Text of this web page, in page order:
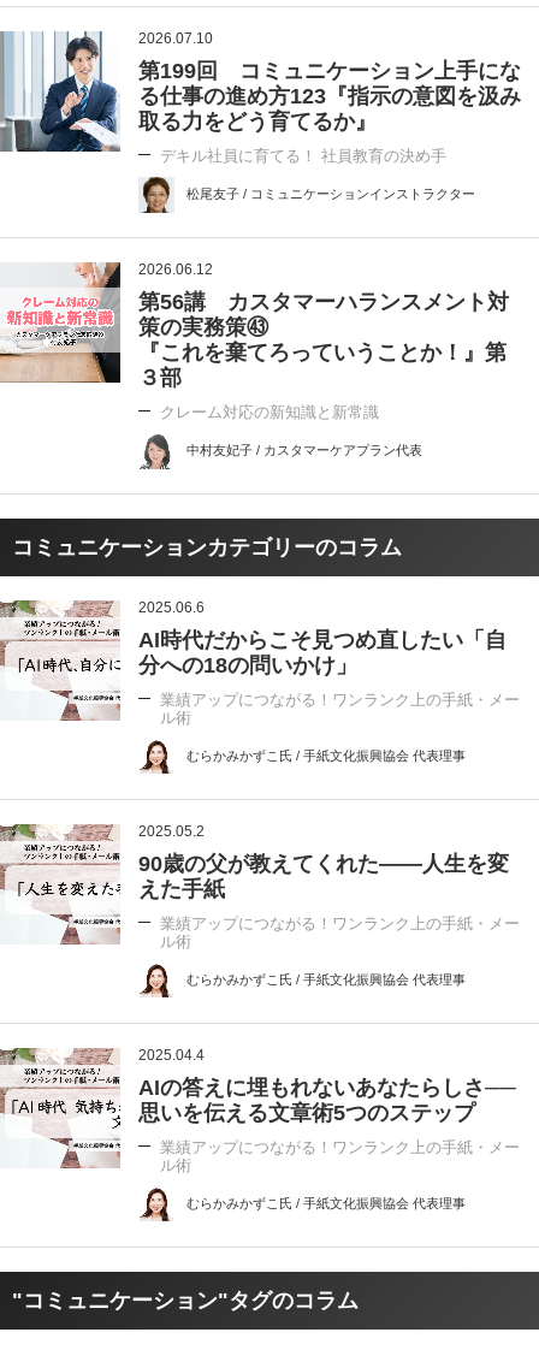
2026.07.10
第199回 コミュニケーション上手にな
る仕事の進め方123『指示の意図を汲み
取る力をどう育てるか』
デキル社員に育てる！ 社員教育の決め手
松尾友子 / コミュニケーションインストラクター
2026.06.12
第56講 カスタマーハランスメント対
策の実務策㊸
『これを棄てろっていうことか！』第
３部
クレーム対応の新知識と新常識
中村友妃子 / カスタマーケアプラン代表
コミュニケーションカテゴリーのコラム
2025.06.6
AI時代だからこそ見つめ直したい「自
分への18の問いかけ」
業績アップにつながる！ワンランク上の手紙・メー
ル術
むらかみかずこ氏 / 手紙文化振興協会 代表理事
2025.05.2
90歳の父が教えてくれた――人生を変
えた手紙
業績アップにつながる！ワンランク上の手紙・メー
ル術
むらかみかずこ氏 / 手紙文化振興協会 代表理事
2025.04.4
AIの答えに埋もれないあなたらしさ──
思いを伝える文章術5つのステップ
業績アップにつながる！ワンランク上の手紙・メー
ル術
むらかみかずこ氏 / 手紙文化振興協会 代表理事
"コミュニケーション"タグのコラム